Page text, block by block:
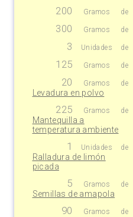
200 Gramos de
300 Gramos de
3 Unidades de
125 Gramos de
20 Gramos de
Levadura en polvo
225 Gramos de
Mantequilla a
temperatura ambiente
1 Unidades de
Ralladura de limón
picada
5 Gramos de
Semillas de amapola
90 Gramos de